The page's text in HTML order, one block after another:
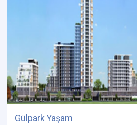
Gülpark Yaşam